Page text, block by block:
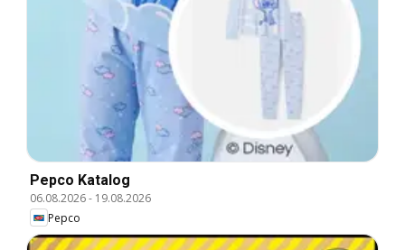
Pepco Katalog
06.08.2026- 19.08.2026
Pepco